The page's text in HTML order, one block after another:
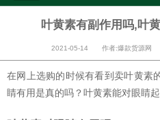
叶黄素有副作用吗,叶
2021-05-14 作者:爆款货源网
在网上选购的时候有看到卖叶黄素
睛有用是真的吗？叶黄素能对眼睛